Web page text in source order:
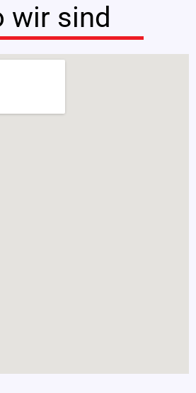
wir sind